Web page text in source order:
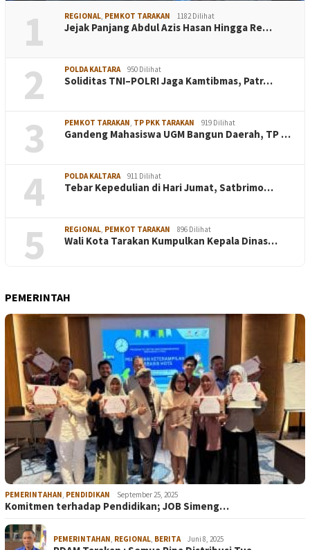
1 REGIONAL PEMKOT TARAKAN 1182 Dilihat
Jejak Panjang Abdul Azis Hasan Hingga Re…
2 POLDA KALTARA 950 Dilihat
Soliditas TNI–POLRI Jaga Kamtibmas, Patr…
3 PEMKOT TARAKAN TP PKK TARAKAN 919 Dilihat
Gandeng Mahasiswa UGM Bangun Daerah, TP …
4 POLDA KALTARA 911 Dilihat
Tebar Kepedulian di Hari Jumat, Satbrimo…
5 REGIONAL PEMKOT TARAKAN 896 Dilihat
Wali Kota Tarakan Kumpulkan Kepala Dinas…
PEMERINTAH
PEMERINTAHAN PENDIDIKAN September 25, 2025
Komitmen terhadap Pendidikan; JOB Simeng…
PEMERINTAHAN REGIONAL BERITA Juni 8, 2025